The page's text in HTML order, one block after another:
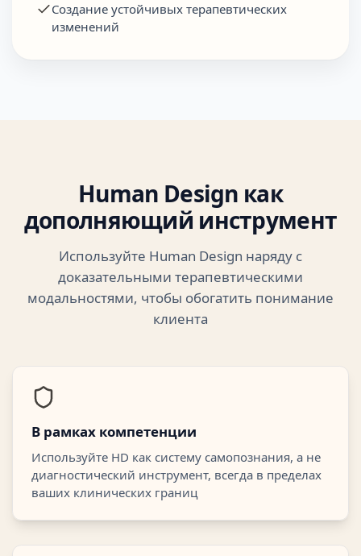
Создание устойчивых терапевтических
изменений
Human Design как
дополняющий инструмент
Используйте Human Design наряду с
доказательными терапевтическими
модальностями, чтобы обогатить понимание
клиента
В рамках компетенции
Используйте HD как систему самопознания, а не
диагностический инструмент, всегда в пределах
ваших клинических границ